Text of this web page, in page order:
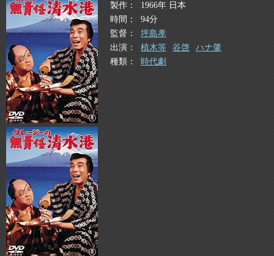
製作
1966年 日本
時間
94分
監督
坪島孝
出演
植木等 谷啓
ハナ肇
種類
時代劇